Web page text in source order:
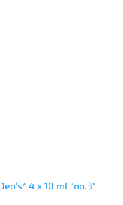
4 x 10 ml "no.3"